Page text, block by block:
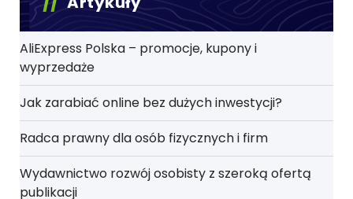
AliExpress Polska – promocje, kupony i
wyprzedaże
Jak zarabiać online bez dużych inwestycji?
Radca prawny dla osób fizycznych i firm
Wydawnictwo rozwój osobisty z szeroką ofertą
publikacji